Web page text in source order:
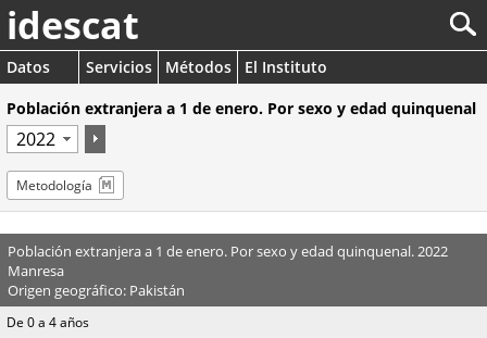
idescat
Datos Servicios Métodos
El Instituto
Población extranjera a 1 de enero. Por sexo y edad quinquenal
Metodología
Población extranjera a 1 de enero. Por sexo y edad quinquenal. 2022
Manresa
Origen geográfico: Pakistán
De 0 a 4 años